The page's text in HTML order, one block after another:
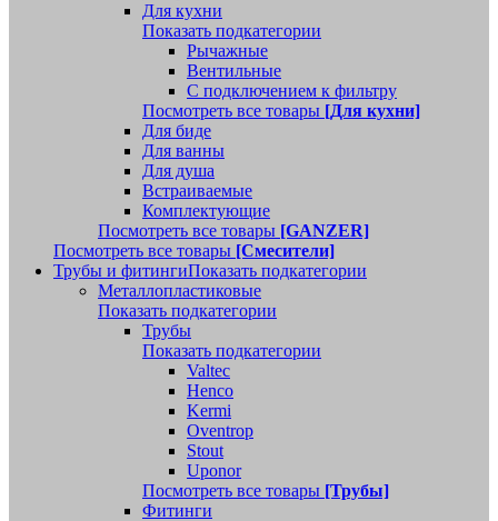
Для кухни
Показать подкатегории
Рычажные
Вентильные
С подключением к фильтру
Посмотреть все товары [Для кухни]
Для биде
Для ванны
Для душа
Встраиваемые
Комплектующие
Посмотреть все товары [GANZER]
Посмотреть все товары [Смесители]
Трубы и фитингиПоказать подкатегории
Металлопластиковые
Показать подкатегории
Трубы
Показать подкатегории
Valtec
Henco
Kermi
Oventrop
Stout
Uponor
Посмотреть все товары [Трубы]
Фитинги